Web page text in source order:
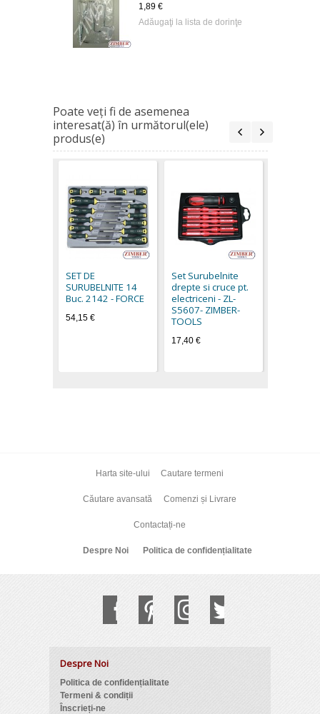
1,89 €
Adăugaţi la lista de dorinţe
Poate veţi fi de asemenea
interesat(ă) în următorul(ele)
produs(e)
SET DE
SURUBELNITE 14
Buc. 2142 - FORCE
54,15 €
Set Surubelnite
drepte si cruce pt.
electriceni - ZL-
S5607- ZIMBER-
TOOLS
17,40 €
Harta site-ului Cautare termeni
Căutare avansată Comenzi și Livrare
Contactați-ne
Despre Noi Politica de confidențialitate
Despre Noi
Politica de confidențialitate
Termeni & condiții
Înscrieți-ne